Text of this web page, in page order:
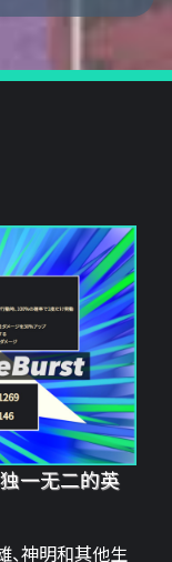
一无二的英
神明和其他生